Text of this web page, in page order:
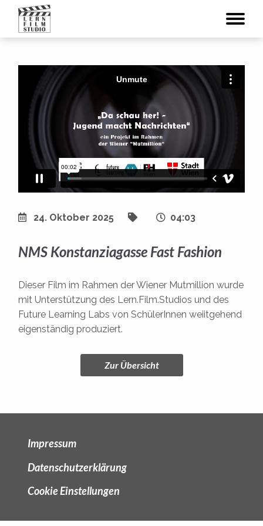
Dieser Film im Rahmen der Wiener Mutmillion wurde
mit Unterstützung des Lern.Film.Studios und des
Future Learning Labs von SchülerInnen weiitgehend
eigenständig produziert.
Zur Übersicht
24. Oktober 2025 04:03
NMS Konstanziagasse Fast Fashion
Impressum
Datenschutzerklärung
Cookie Einstellungen